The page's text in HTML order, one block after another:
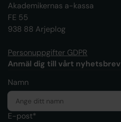
Akademikernas a-kassa
FE 55
938 88 Arjeplog
Personuppgifter GDPR
Anmäl dig till vårt nyhetsbrev
Namn
E-post*